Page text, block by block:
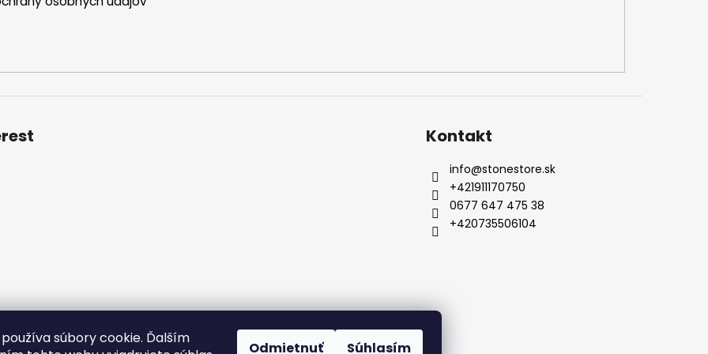
súbory cookie. Ďalším
Odmietnuť Súhlasím
Kontakt
info@stonestore.sk
+421911170750
0677 647 475 38
+420735506104
Podmienky ochrany osobných údajov Veľkoobchod Kontakty